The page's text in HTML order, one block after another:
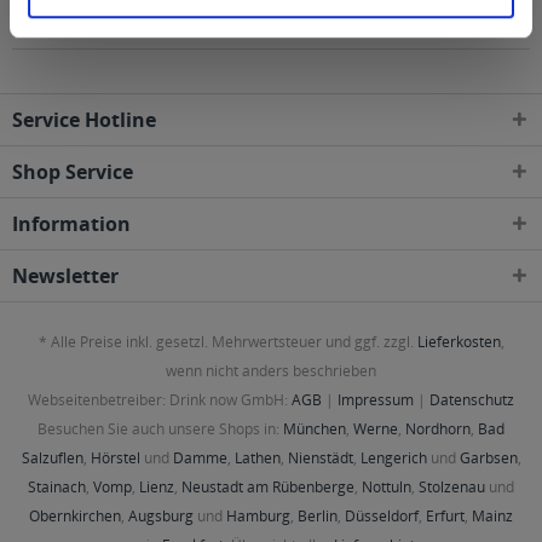
Gebieten geliefert
Service Hotline
Shop Service
Information
Newsletter
* Alle Preise inkl. gesetzl. Mehrwertsteuer und ggf. zzgl. Lieferkosten,
wenn nicht anders beschrieben
Webseitenbetreiber: Drink now GmbH: AGB | Impressum | Datenschutz
Besuchen Sie auch unsere Shops in: München, Werne, Nordhorn, Bad
Salzuflen, Hörstel und Damme, Lathen, Nienstädt, Lengerichund Garbsen,
Stainach, Vomp, Lienz, Neustadt am Rübenberge, Nottuln, Stolzenau und
Obernkirchen, Augsburg und Hamburg, Berlin, Düsseldorf, Erfurt, Mainz